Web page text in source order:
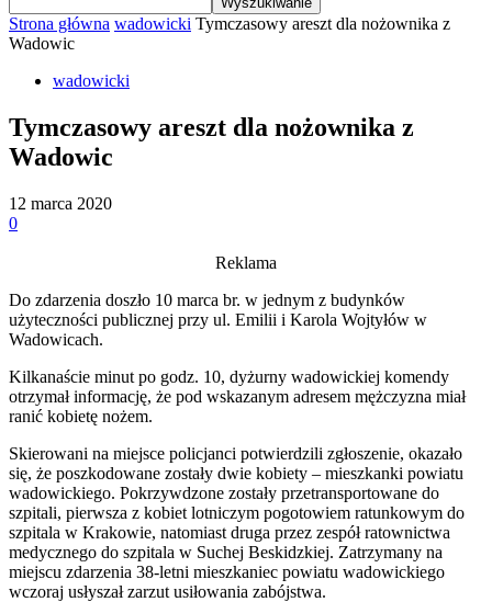
Strona główna wadowicki Tymczasowy areszt dla nożownika z
Wadowic
wadowicki
Tymczasowy areszt dla nożownika z
Wadowic
12 marca 2020
0
Reklama
Do zdarzenia doszło 10 marca br. w jednym z budynków
użyteczności publicznej przy ul. Emilii i Karola Wojtyłów w
Wadowicach.
Kilkanaście minut po godz. 10, dyżurny wadowickiej komendy
otrzymał informację, że pod wskazanym adresem mężczyzna miał
ranić kobietę nożem.
Skierowani na miejsce policjanci potwierdzili zgłoszenie, okazało
się, że poszkodowane zostały dwie kobiety – mieszkanki powiatu
wadowickiego. Pokrzywdzone zostały przetransportowane do
szpitali, pierwsza z kobiet lotniczym pogotowiem ratunkowym do
szpitala w Krakowie, natomiast druga przez zespół ratownictwa
medycznego do szpitala w Suchej Beskidzkiej. Zatrzymany na
miejscu zdarzenia 38-letni mieszkaniec powiatu wadowickiego
wczoraj usłyszał zarzut usiłowania zabójstwa.